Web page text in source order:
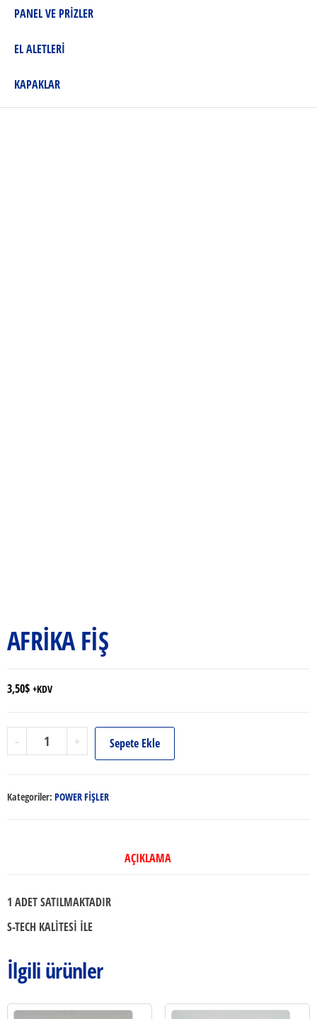
PANEL VE PRİZLER
EL ALETLERİ
KAPAKLAR
AFRİKA FİŞ
3,50$ +KDV
-
AFRİKA
FİŞ
+ Sepete Ekle
Kategoriler: POWER FİŞLER
AÇIKLAMA
1 ADET SATILMAKTADIR
S-TECH KALİTESİ İLE
İlgili ürünler